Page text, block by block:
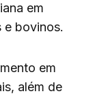
em
e bovinos.
em
além de